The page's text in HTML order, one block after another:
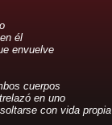
él
envuelve
cuerpos
en uno
con vida propia